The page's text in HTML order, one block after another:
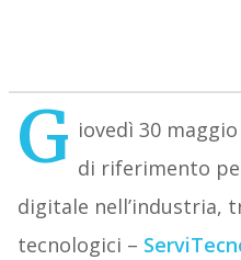
G iovedì 30
di riferimento
digitale
tecnologici –